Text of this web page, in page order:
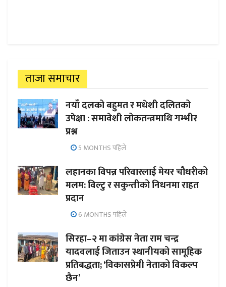
ताजा समाचार
नयाँ दलको बहुमत र मधेशी दलितको
उपेक्षा : समावेशी लोकतन्त्रमाथि गम्भीर
प्रश्न
5 MONTHS पहिले
लहानका विपन्न परिवारलाई मेयर चौधरीको
मलम: विल्टु र सकुन्तीको निधनमा राहत
प्रदान
6 MONTHS पहिले
सिरहा–२ मा कांग्रेस नेता राम चन्द्र
यादवलाई जिताउन स्थानीयको सामूहिक
प्रतिबद्धता; ‘विकासप्रेमी नेताको विकल्प
छैन’